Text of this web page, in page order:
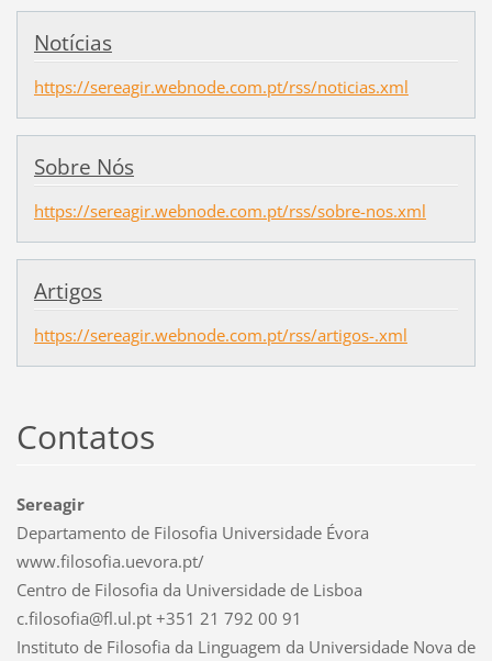
Notícias
https://sereagir.webnode.com.pt/rss/noticias.xml
Sobre Nós
https://sereagir.webnode.com.pt/rss/sobre-nos.xml
Artigos
https://sereagir.webnode.com.pt/rss/artigos-.xml
Contatos
Sereagir
Departamento de Filosofia Universidade Évora
www.filosofia.uevora.pt/
Centro de Filosofia da Universidade de Lisboa
c.filosofia@fl.ul.pt +351 21 792 00 91
Instituto de Filosofia da Linguagem da Universidade Nova de